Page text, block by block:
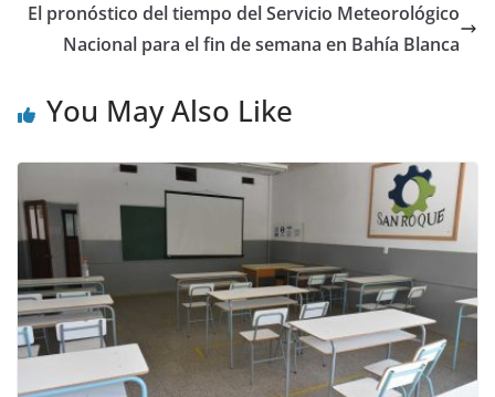
El pronóstico del tiempo del Servicio Meteorológico
Nacional para el fin de semana en Bahía Blanca
You May Also Like